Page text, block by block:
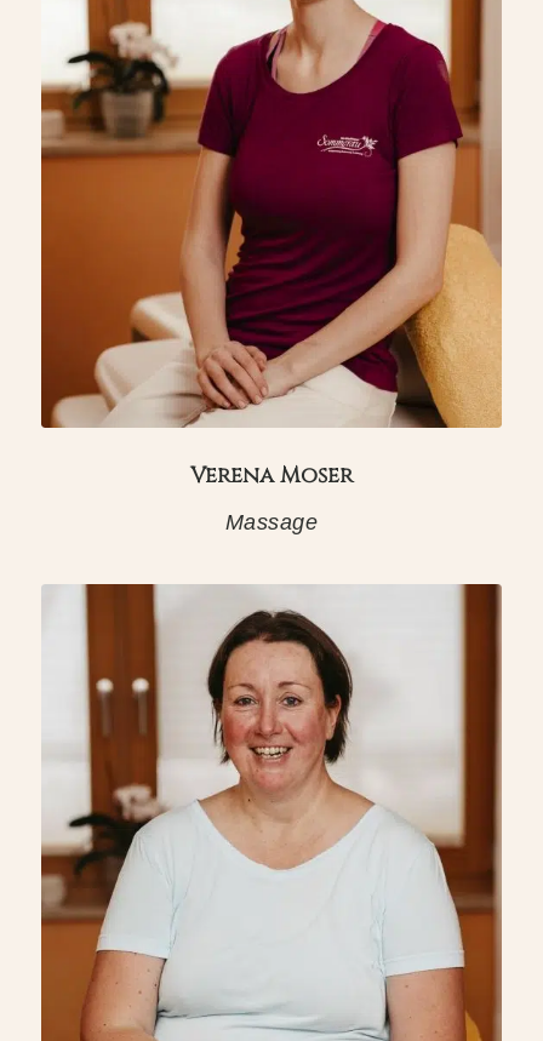
Verena Moser
Massage